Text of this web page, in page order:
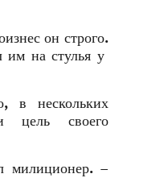
он строго.
им на стулья у
в нескольких
цель своего
милиционер. –